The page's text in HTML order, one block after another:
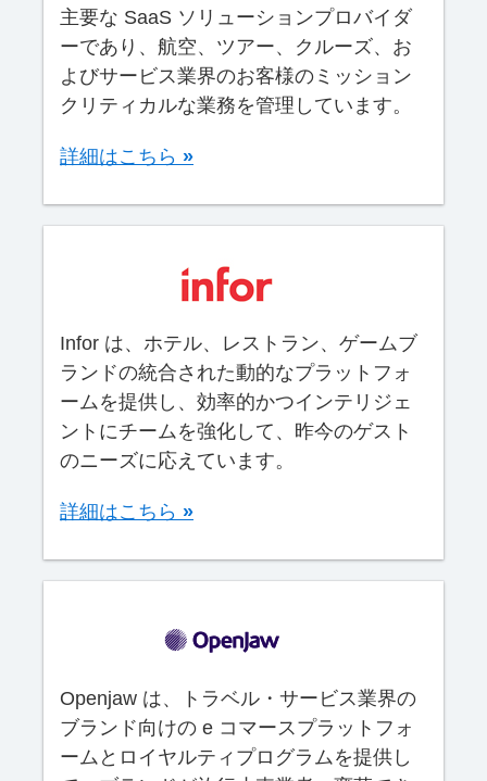
主要な SaaS ソリューションプロバイダ
ーであり、航空、ツアー、クルーズ、お
よびサービス業界のお客様のミッション
クリティカルな業務を管理しています。
詳細はこちら »
Infor は、ホテル、レストラン、ゲームブ
ランドの統合された動的なプラットフォ
ームを提供し、効率的かつインテリジェ
ントにチームを強化して、昨今のゲスト
のニーズに応えています。
詳細はこちら »
Openjaw は、トラベル・サービス業界の
ブランド向けの e コマースプラットフォ
ームとロイヤルティプログラムを提供し